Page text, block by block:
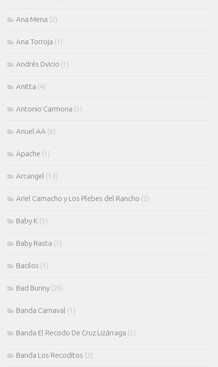
Ana Mena (2)
Ana Torroja (1)
Andrés Dvicio (1)
Anitta (4)
Antonio Carmona (1)
Anuel AA (8)
Apache (1)
Arcangel (13)
Ariel Camacho y Los Plebes del Rancho (2)
Baby K (1)
Baby Rasta (7)
Bacilos (1)
Bad Bunny (29)
Banda Carnaval (1)
Banda El Recodo De Cruz Lizárraga (2)
Banda Los Recoditos (2)